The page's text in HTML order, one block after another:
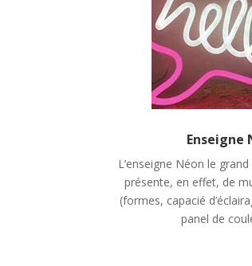
Enseigne
L’enseigne Néon le
présente, en effet, de
(formes, capacié
panel de